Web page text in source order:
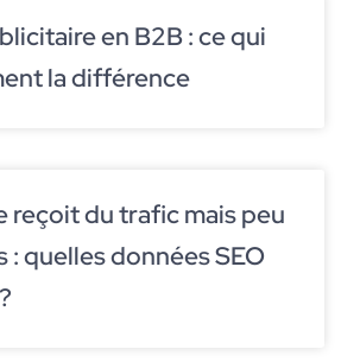
en B2B : ce qui
la différence
reçoit du trafic mais peu
: quelles données SEO